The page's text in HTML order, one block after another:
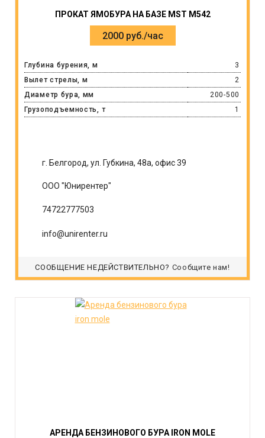
ПРОКАТ ЯМОБУРА НА БАЗЕ MST M542
2000 руб./час
Глубина бурения, м
3
Вылет стрелы, м
2
Диаметр бура, мм
200-500
Грузоподъемность, т
1
г. Белгород, ул. Губкина, 48а, офис 39
ООО "Юнирентер"
74722777503
info@unirenter.ru
СООБЩЕНИЕ НЕДЕЙСТВИТЕЛЬНО? Сообщите нам!
АРЕНДА БЕНЗИНОВОГО БУРА IRON MOLE